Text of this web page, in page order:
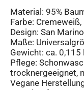
Material: 95%
Farbe:
Design: San Marino
Maße:
Gewicht: ca. 0,115
Pflege:
trocknergeeignet,
Vegane